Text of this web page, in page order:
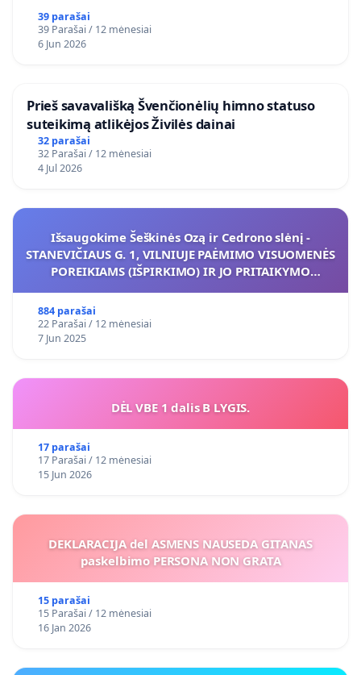
39 parašai
39 Parašai / 12 mėnesiai
6 Jun 2026
​Prieš savavališką Švenčionėlių himno statuso
suteikimą atlikėjos Živilės dainai
32 parašai
32 Parašai / 12 mėnesiai
4 Jul 2026
Išsaugokime Šeškinės Ozą ir Cedrono slėnį -
STANEVIČIAUS G. 1, VILNIUJE PAĖMIMO VISUOMENĖS
POREIKIAMS (IŠPIRKIMO) IR JO PRITAIKYMO
884 parašai
22 Parašai / 12 mėnesiai
7 Jun 2025
DĖL VBE 1 dalis B LYGIS.
17 parašai
17 Parašai / 12 mėnesiai
15 Jun 2026
DEKLARACIJA del ASMENS NAUSEDA GITANAS
paskelbimo PERSONA NON GRATA
15 parašai
15 Parašai / 12 mėnesiai
16 Jan 2026